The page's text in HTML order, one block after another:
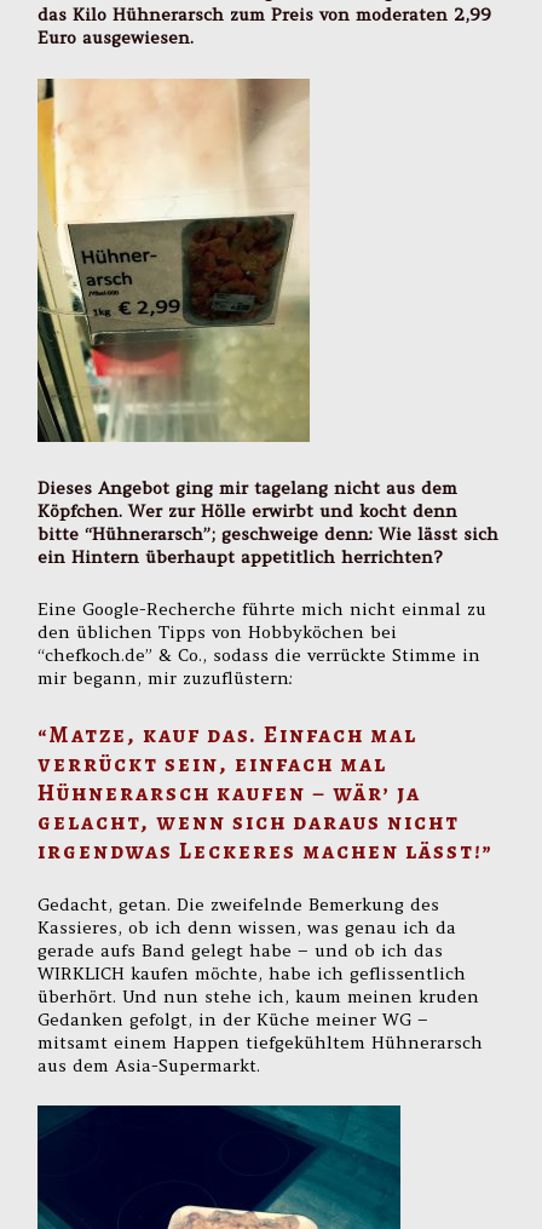
das Kilo Hühnerarsch zum Preis von moderaten 2,99
Euro ausgewiesen.
Dieses Angebot ging mir tagelang nicht aus dem
Köpfchen. Wer zur Hölle erwirbt und kocht denn
bitte “Hühnerarsch”; geschweige denn: Wie lässt sich
ein Hintern überhaupt appetitlich herrichten?
Eine Google-Recherche führte mich nicht einmal zu
den üblichen Tipps von Hobbyköchen bei
“chefkoch.de” & Co., sodass die verrückte Stimme in
mir begann, mir zuzuflüstern:
“Matze, kauf das. Einfach mal
verrückt sein, einfach mal
Hühnerarsch kaufen – wär’ ja
gelacht, wenn sich daraus nicht
irgendwas Leckeres machen lässt!”
Gedacht, getan. Die zweifelnde Bemerkung des
Kassieres, ob ich denn wissen, was genau ich da
gerade aufs Band gelegt habe – und ob ich das
WIRKLICH kaufen möchte, habe ich geflissentlich
überhört. Und nun stehe ich, kaum meinen kruden
Gedanken gefolgt, in der Küche meiner WG –
mitsamt einem Happen tiefgekühltem Hühnerarsch
aus dem Asia-Supermarkt.